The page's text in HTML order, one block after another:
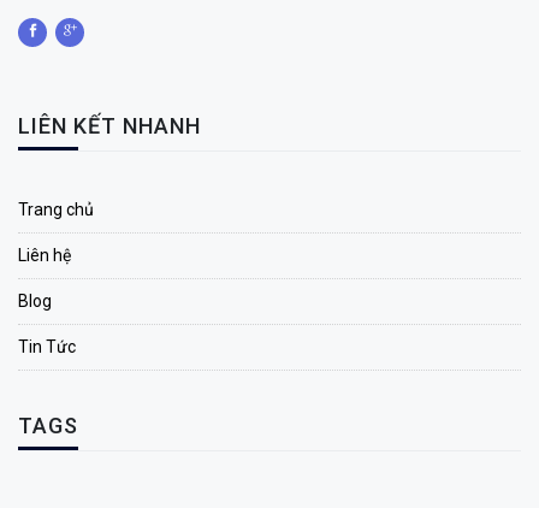
LIÊN KẾT NHANH
Trang chủ
Liên hệ
Blog
Tin Tức
TAGS